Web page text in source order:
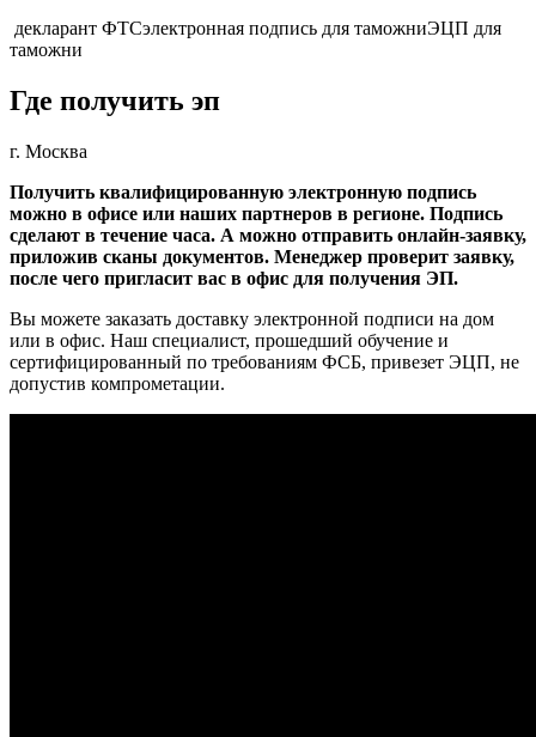
декларант ФТСэлектронная подпись для таможниЭЦП для
таможни
Где получить эп
г. Москва
Получить квалифицированную электронную подпись
можно в офисе или наших партнеров в регионе. Подпись
сделают в течение часа. А можно отправить онлайн‑заявку,
приложив сканы документов. Менеджер проверит заявку,
после чего пригласит вас в офис для получения ЭП.
Вы можете заказать доставку электронной подписи на дом
или в офис. Наш специалист, прошедший обучение и
сертифицированный по требованиям ФСБ, привезет ЭЦП, не
допустив компрометации.